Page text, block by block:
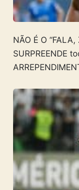
NÃO É O
SURPREENDE